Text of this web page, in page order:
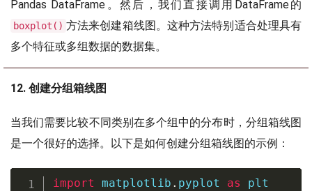
Pandas DataFrame。然后，我们直接调用DataFrame的
boxplot() 方法来创建箱线图。这种方法特别适合处理具有
多个特征或多组数据的数据集。
12. 创建分组箱线图
当我们需要比较不同类别在多个组中的分布时，分组箱线图
是一个很好的选择。以下是如何创建分组箱线图的示例：
import matplotlib . pyplot as